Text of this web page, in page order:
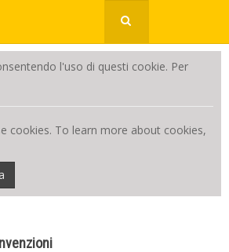
l'uso di questi cookie. Per
cookies. To learn more about cookies,